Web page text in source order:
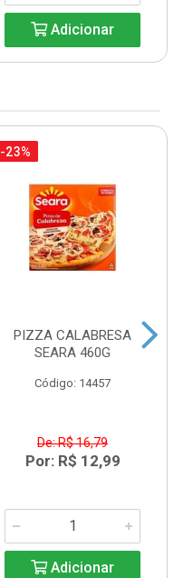
Adicionar
-23%
PIZZA CALABRESA
SEARA 460G
Código: 14457
De: R$ 16,79
Por: R$ 12,99
Adicionar